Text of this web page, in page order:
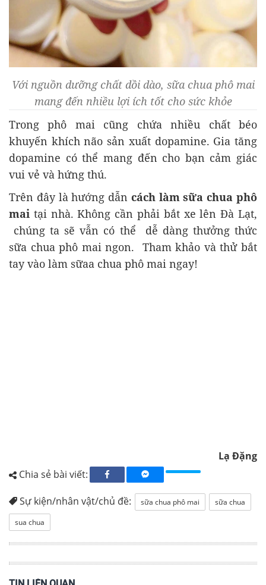
Với nguồn dưỡng chất dồi dào, sữa chua phô mai
mang đến nhiều lợi ích tốt cho sức khỏe
Trong phô mai cũng chứa nhiều chất béo
khuyến khích não sản xuất dopamine. Gia tăng
dopamine có thể mang đến cho bạn cảm giác
vui vẻ và hứng thú.
Trên đây là hướng dẫn cách làm sữa chua phô
mai tại nhà. Không cần phải bắt xe lên Đà Lạt,
chúng ta sẽ vẫn có thể dễ dàng thưởng thức
sữa chua phô mai ngon. Tham khảo và thử bắt
tay vào làm sữaa chua phô mai ngay!
Lạ Đặng
Chia sẻ bài viết:
Sự kiện/nhân vật/chủ đề: sữa chua phô mai
sữa chua
sua chua